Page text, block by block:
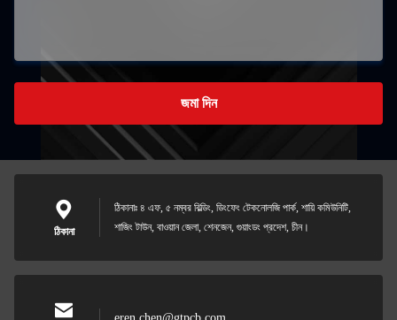
জমা দিন
ঠিকানা
ঠিকানাঃ ৪ এফ, ৫ নম্বর বিল্ডিং, ডিংফেং টেকনোলজি পার্ক, শায়ি কমিউনিটি,
শাজিং টাউন, বাওয়ান জেলা, শেনজেন, গুয়াংডং প্রদেশ, চীন।